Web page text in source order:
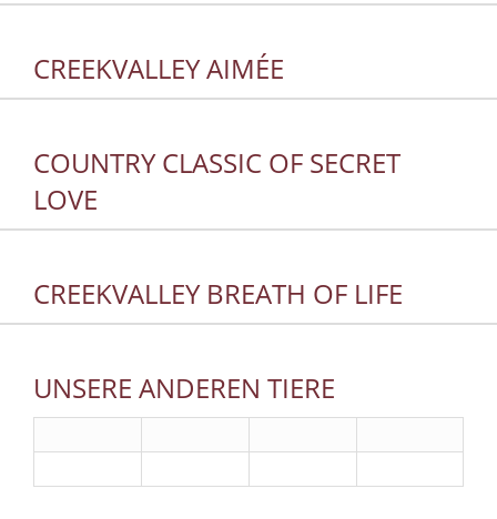
CREEKVALLEY AIMÉE
COUNTRY CLASSIC OF SECRET
LOVE
CREEKVALLEY BREATH OF LIFE
UNSERE ANDEREN TIERE